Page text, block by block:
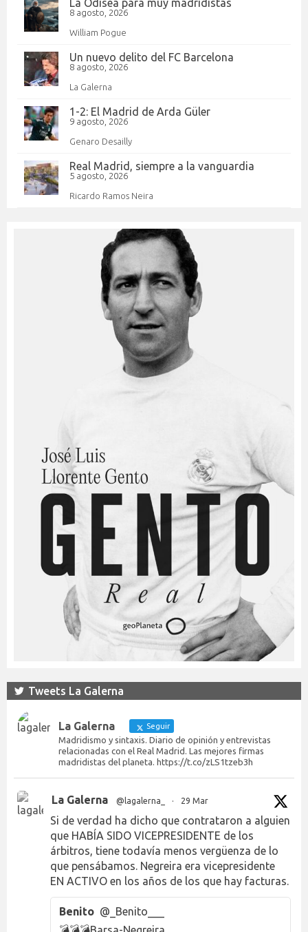
8 agosto, 2026
William Pogue
Un nuevo delito del FC Barcelona
8 agosto, 2026
La Galerna
1-2: El Madrid de Arda Güler
9 agosto, 2026
Genaro Desailly
Real Madrid, siempre a la vanguardia
5 agosto, 2026
Ricardo Ramos Neira
Tweets La Galerna
La Galerna Seguir
Madridismo y sintaxis. Diario de opinión y entrevistas
relacionadas con el Real Madrid. Las mejores firmas
madridistas del planeta. https://t.co/zLS1tzeb3h
La Galerna @lagalerna_ · 29 Mar
Si de verdad ha dicho que contrataron a alguien
que HABÍA SIDO VICEPRESIDENTE de los
árbitros, tiene todavía menos vergüenza de lo
que pensábamos. Negreira era vicepresidente
EN ACTIVO en los años de los que hay facturas.
Benito @_Benito___